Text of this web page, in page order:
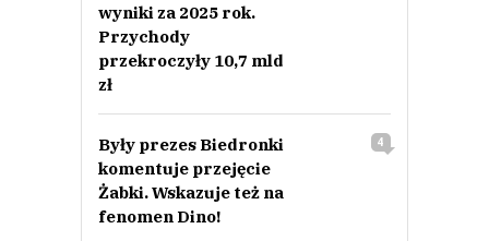
wyniki za 2025 rok.
Przychody
przekroczyły 10,7 mld
zł
Były prezes Biedronki
komentuje przejęcie
Żabki. Wskazuje też na
fenomen Dino!
4